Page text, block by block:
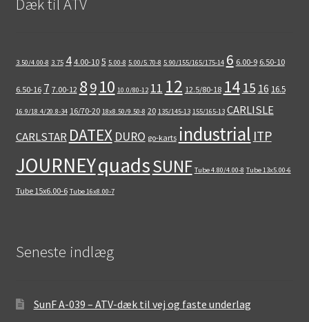
Dæk til ATV
3.50/4.00-8 3.75 4 4.00-10 5 5.00-8 5.00/5.70-8 5.90/155/165/175-14 6 6.00-9 6.50-10
6.50-16 7 7.00-12 89 10 10.0/80-12 11 12 12.5/80-18 14 15 16 16.5
16.9/18.4/20.8-34 16/70-20 18x8.50/9.50-8 20 135/145-13 155/165-13 CARLISLE
CARLSTAR DATEX DURO go-karts industrial ITP
JOURNEYquadsSUNF Tube 4.80/4.00-8 Tube 13x5.00-6
Tube 15x6.00-6 Tube 16x8.00-7
Seneste indlæg
SunF A-039 – ATV-dæk til vej og faste underlag